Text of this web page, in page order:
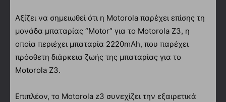
Αξίζει να σημειωθεί ότι η Motorola παρέχει επίσης τη
μονάδα μπαταρίας “Motor” για το Motorola Z3, η
οποία περιέχει μπαταρία 2220mAh, που παρέχει
πρόσθετη διάρκεια ζωής της μπαταρίας για το
Motorola Z3.
Επιπλέον, το Motorola z3 συνεχίζει την εξαιρετικά